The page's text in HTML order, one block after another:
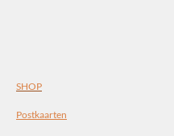
SHOP
Postkaarten